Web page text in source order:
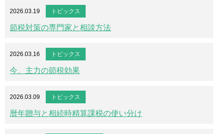
2026.03.19 トピックス
節税対策の専門家と相談方法
2026.03.16 トピックス
今、主力の節税効果
2026.03.09 トピックス
暦年贈与と相続時精算課税の使い分け